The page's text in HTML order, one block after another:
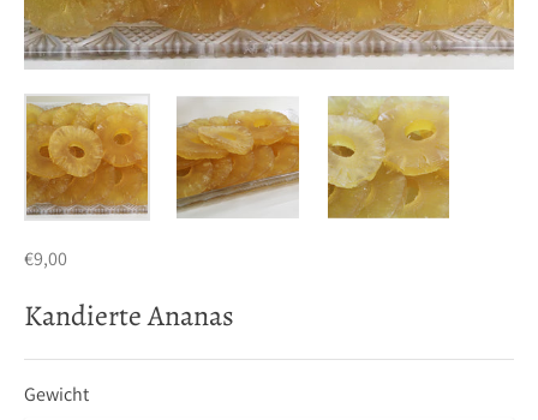
€9,00
Kandierte Ananas
Gewicht